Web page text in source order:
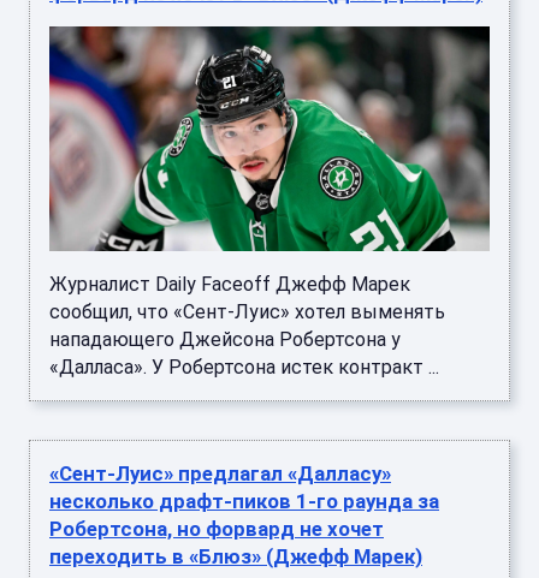
Журналист Daily Faceoff Джефф Марек
сообщил, что «Сент-Луис» хотел выменять
нападающего Джейсона Робертсона у
«Далласа». У Робертсона истек контракт ...
«Сент-Луис» предлагал «Далласу»
несколько драфт-пиков 1-го раунда за
Робертсона, но форвард не хочет
переходить в «Блюз» (Джефф Марек)